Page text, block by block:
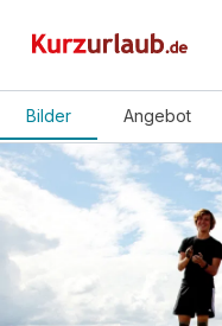
Bilder Angebot